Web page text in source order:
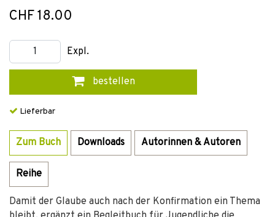
CHF 18.00
Expl.
bestellen
Lieferbar
Zum Buch Downloads Autorinnen & Autoren
Reihe
Damit der Glaube auch nach der Konfirmation ein Thema